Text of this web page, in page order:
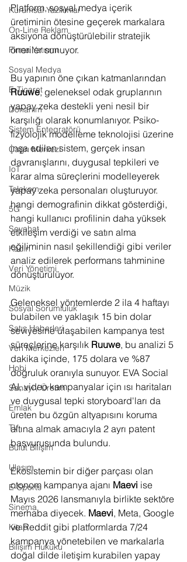
Kurumsal Yazılımlar
On-Line Reklam
Firma Yatırımı
Sosyal Medya
E-Ticaret
Donanım
Sistem Entegratörü
Çağrı Merkezi
IoT
Telekom
5G
Seyahat
Kadın
Veri Yönetimi
Müzik
Sosyal Sorumluluk
Satış Haberleri
Veri Merkezleri
Hobi
Sanayi / Üretim
Emlak
TV
Bulut Bilişim
Ulaşım
E-Sports
Sinema
Kitap
Bilişim Hukuku
Platform, sosyal medya içerik
üretiminin ötesine geçerek markalara
aksiyona dönüştürülebilir stratejik
öneriler sunuyor.
Bu yapının öne çıkan katmanlarından
Ruuwe, geleneksel odak gruplarının
yapay zeka destekli yeni nesil bir
karşılığı olarak konumlanıyor. Psiko-
fizyolojik modelleme teknolojisi üzerine
inşa edilen sistem, gerçek insan
davranışlarını, duygusal tepkileri ve
karar alma süreçlerini modelleyerek
yapay zeka personaları oluşturuyor.
hangi demografinin dikkat gösterdiği,
hangi kullanıcı profilinin daha yüksek
etkileşim verdiği ve satın alma
eğiliminin nasıl şekillendiği gibi veriler
analiz edilerek performans tahminine
dönüştürülüyor.
Geleneksel yöntemlerde 2 ila 4 haftayı
bulabilen ve yaklaşık 15 bin dolar
seviyesine ulaşabilen kampanya test
süreçlerine karşılık Ruuwe, bu analizi 5
dakika içinde, 175 dolara ve %87
doğruluk oranıyla sunuyor. EVA Social
AI, video kampanyalar için ısı haritaları
ve duygusal tepki storyboard'ları da
üreten bu özgün altyapısını koruma
altına almak amacıyla 2 ayrı patent
başvurusunda bulundu.
Ekosistemin bir diğer parçası olan
otonom kampanya ajanı Maevi ise
Mayıs 2026 lansmanıyla birlikte sektöre
merhaba diyecek. Maevi, Meta, Google
ve Reddit gibi platformlarda 7/24
kampanya yönetebilen ve markalarla
doğal dilde iletişim kurabilen yapay